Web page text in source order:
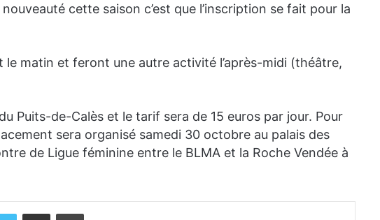
nouveauté cette saison c’est que l’inscription se fait pour la
le matin et feront une autre activité l’après-midi (théâtre,
Puits-de-Calès et le tarif sera de 15 euros par jour. Pour
sera organisé samedi 30 octobre au palais des
de Ligue féminine entre le BLMA et la Roche Vendée à